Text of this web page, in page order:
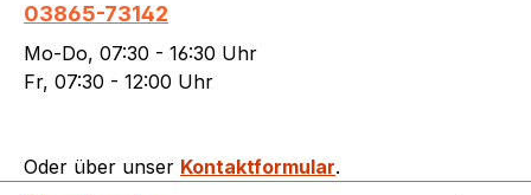
03865-73142
Mo-Do, 07:30 - 16:30 Uhr
Fr, 07:30 - 12:00 Uhr
Oder über unser Kontaktformular.